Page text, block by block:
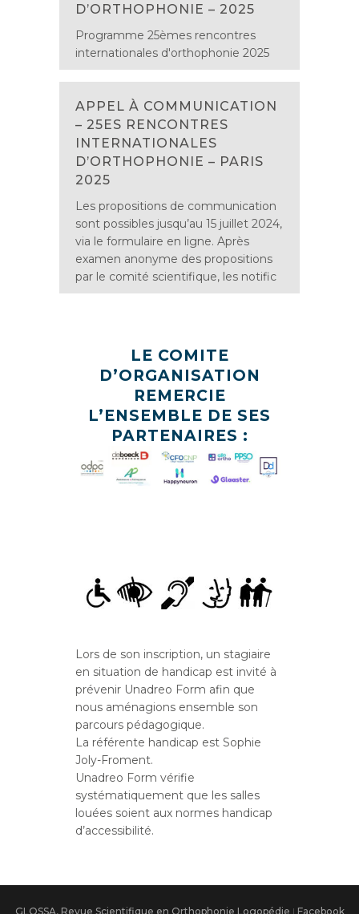
D’ORTHOPHONIE – 2025
Programme 25èmes rencontres
internationales d'orthophonie 2025
APPEL À COMMUNICATION
– 25ES RENCONTRES
INTERNATIONALES
D’ORTHOPHONIE – PARIS
2025
Les propositions de communication
sont possibles jusqu’au 15 juillet 2024,
via le formulaire en ligne. Après
examen anonyme des propositions
par le comité scientifique, les notific
LE COMITE
D’ORGANISATION
REMERCIE
L’ENSEMBLE DE SES
PARTENAIRES :
Lors de son inscription, un stagiaire
en situation de handicap est invité à
prévenir Unadreo Form afin que
nous aménagions ensemble son
parcours pédagogique.
La référente handicap est Sophie
Joly-Froment.
Unadreo Form vérifie
systématiquement que les salles
louées soient aux normes handicap
d’accessibilité.
GLOSSA, Revue Scientifique en Orthophonie Logopédie | Facebook